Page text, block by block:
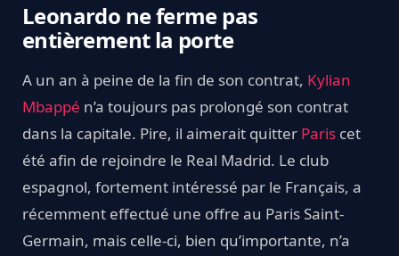
Leonardo ne ferme pas
entièrement la porte
A un an à peine de la fin de son contrat, Kylian
Mbappé n’a toujours pas prolongé son contrat
dans la capitale. Pire, il aimerait quitter Paris cet
été afin de rejoindre le Real Madrid. Le club
espagnol, fortement intéressé par le Français, a
récemment effectué une offre au Paris Saint-
Germain, mais celle-ci, bien qu’importante, n’a